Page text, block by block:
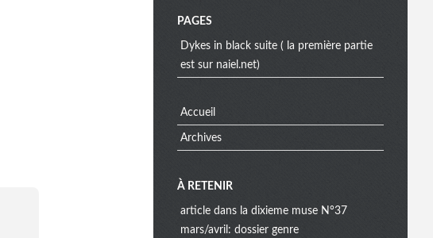
M
e
n
u
PAGES
Dykes in black suite ( la première partie
est sur naiel.net)
Accueil
Archives
À RETENIR
article dans la dixieme muse N°37
mars/avril: dossier genre